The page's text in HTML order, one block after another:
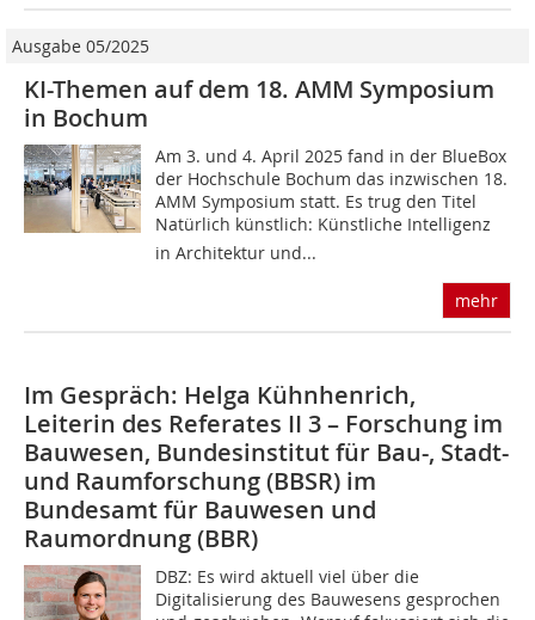
Ausgabe 05/2025
KI-Themen auf dem 18. AMM Symposium
in Bochum
Am 3. und 4. April 2025 fand in der BlueBox
der Hochschule Bochum das inzwischen 18.
AMM Symposium statt. Es trug den Titel
Natürlich künstlich: Künstliche Intelligenz
in Architektur und...
mehr
Im Gespräch: Helga Kühnhenrich,
Leiterin des Referates II 3 – Forschung im
Bauwesen, Bundesinstitut für Bau-, Stadt-
und Raumforschung (BBSR) im
Bundesamt für Bauwesen und
Raumordnung (BBR)
DBZ: Es wird aktuell viel über die
Digitalisierung des Bauwesens gesprochen